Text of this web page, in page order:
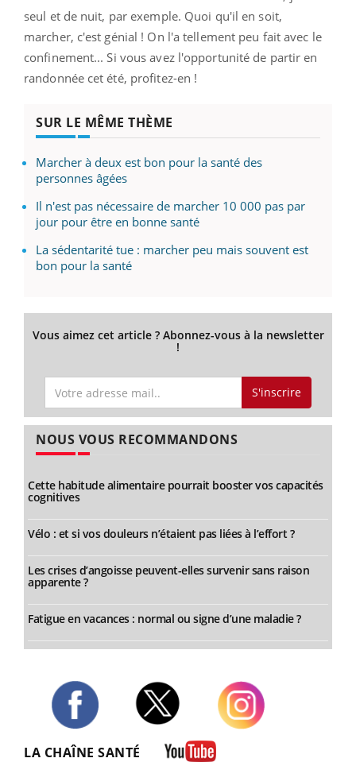
seul et de nuit, par exemple. Quoi qu'il en soit,
marcher, c'est génial ! On l'a tellement peu fait avec le
confinement... Si vous avez l'opportunité de partir en
randonnée cet été, profitez-en !
SUR LE MÊME THÈME
Marcher à deux est bon pour la santé des
personnes âgées
Il n'est pas nécessaire de marcher 10 000 pas par
jour pour être en bonne santé
La sédentarité tue : marcher peu mais souvent est
bon pour la santé
Vous aimez cet article ? Abonnez-vous à la newsletter
!
S'inscrire
NOUS VOUS RECOMMANDONS
Cette habitude alimentaire pourrait booster vos capacités
cognitives
Vélo : et si vos douleurs n’étaient pas liées à l’effort ?
Les crises d’angoisse peuvent-elles survenir sans raison
apparente ?
Fatigue en vacances : normal ou signe d’une maladie ?
LA CHAÎNE SANTÉ